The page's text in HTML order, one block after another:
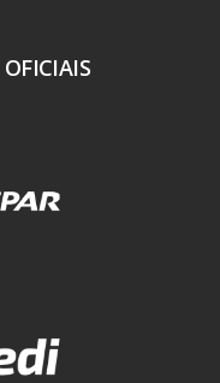
OFICIAIS